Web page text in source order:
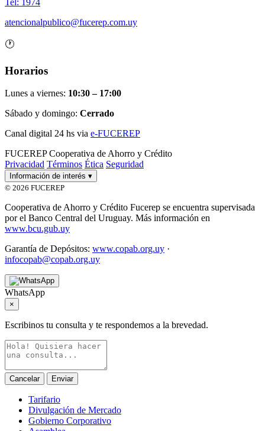
Tel: 1974
atencionalpublico@fucerep.com.uy
🕐
Horarios
Lunes a viernes: 10:30 – 17:00
Sábado y domingo: Cerrado
Canal digital 24 hs via e-FUCEREP
FUCEREP Cooperativa de Ahorro y Crédito
Privacidad Términos Ética Seguridad
Información de interés ▾
© 2026 FUCEREP
Cooperativa de Ahorro y Crédito Fucerep se encuentra supervisada
por el Banco Central del Uruguay. Más información en
www.bcu.gub.uy
Garantía de Depósitos: www.copab.org.uy ·
infocopab@copab.org.uy
WhatsApp
×
Escribinos tu consulta y te respondemos a la brevedad.
Cancelar Enviar
Tarifario
Divulgación de Mercado
Gobierno Corporativo